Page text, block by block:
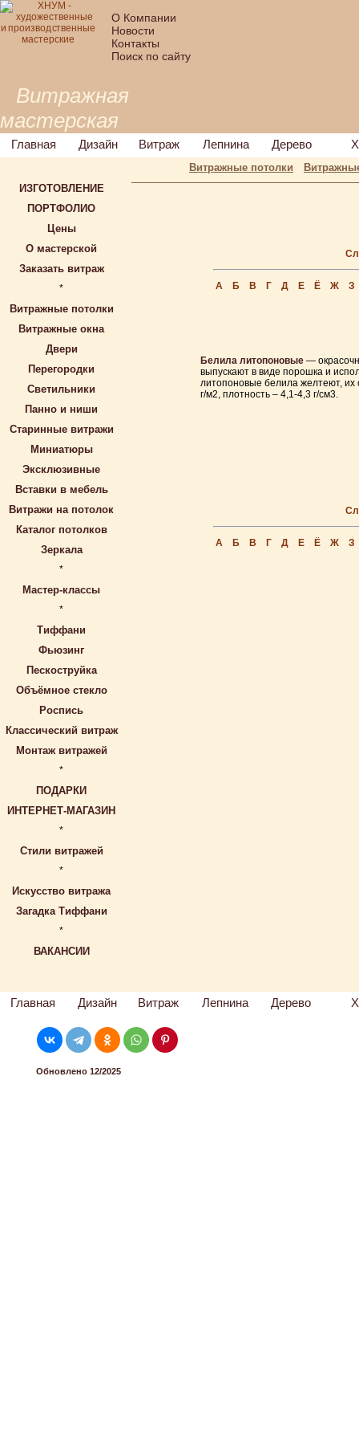
О Компании
Новости
Контакты
Поиск по сайту
Витражная
мастерская
Главная Дизайн Витраж Лепнина Дерево
Витражные потолки
ИЗГОТОВЛЕНИЕ
ПОРТФОЛИО
Цены
О мастерской
Заказать витраж
*
Витражные потолки
Витражные окна
Двери
Перегородки
Светильники
Панно и ниши
Старинные витражи
Миниатюры
Эксклюзивные
Вставки в мебель
Витражи на потолок
Каталог потолков
Зеркала
*
Мастер-классы
*
Тиффани
Фьюзинг
Пескоструйка
Объёмное стекло
Роспись
Классический витраж
Монтаж витражей
*
ПОДАРКИ
ИНТЕРНЕТ-МАГАЗИН
*
Стили витражей
*
Искусство витража
Загадка Тиффани
*
ВАКАНСИИ
А Б В Г Д Е Ё Ж З
Белила литопоновые —
выпускают в виде порошка и
литопоновые белила желтеют, их
г/м2, плотность – 4,1-4,3 г/см3.
А Б В Г Д Е Ё Ж З
Главная Дизайн Витраж Лепнина Дерево
Обновлено 12/2025